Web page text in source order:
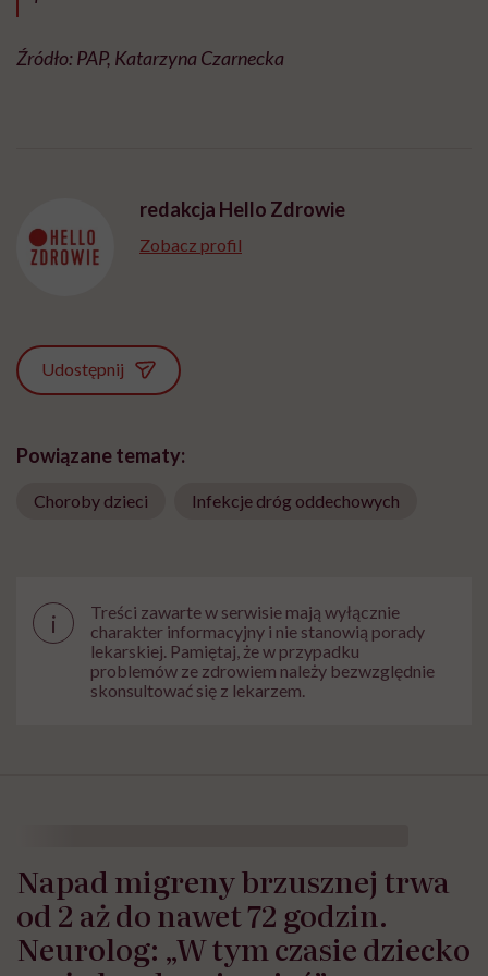
Źródło: PAP, Katarzyna Czarnecka
redakcja Hello Zdrowie
Zobacz profil
Udostępnij
Powiązane tematy:
Choroby dzieci Infekcje dróg oddechowych
i
Treści zawarte w serwisie mają wyłącznie
charakter informacyjny i nie stanowią porady
lekarskiej. Pamiętaj, że w przypadku
problemów ze zdrowiem należy bezwzględnie
skonsultować się z lekarzem.
Napad migreny brzusznej trwa
od 2 aż do nawet 72 godzin.
Neurolog: „W tym czasie dziecko